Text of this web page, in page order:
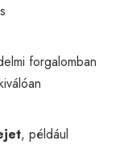
forgalomban
, például